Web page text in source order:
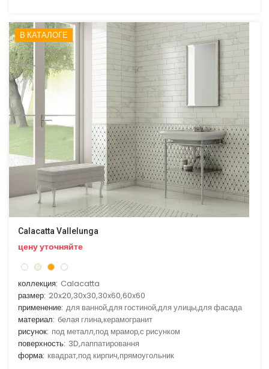
В КАТАЛОГЕ
Calacatta Vallelunga
цену уточняйте
коллекция: Calacatta
размер: 20x20,30x30,30x60,60x60
применение: для ванной,для гостиной,для улицы,для фасада
материал: белая глина,керамогранит
рисунок: под металл,под мрамор,с рисунком
поверхность: 3D,лаппатировання
форма: квадрат,под кирпич,прямоугольник